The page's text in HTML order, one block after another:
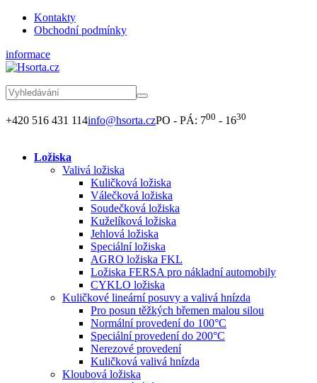
Kontakty
Obchodní podmínky
informace
+420 516 431 114info@hsorta.czPO - PÁ: 700 - 1630
Ložiska
Valivá ložiska
Kuličková ložiska
Válečková ložiska
Soudečková ložiska
Kuželíková ložiska
Jehlová ložiska
Speciální ložiska
AGRO ložiska FKL
Ložiska FERSA pro nákladní automobily
CYKLO ložiska
Kuličkové lineární posuvy a valivá hnízda
Pro posun těžkých břemen malou silou
Normální provedení do 100°C
Speciální provedení do 200°C
Nerezové provedení
Kuličková valivá hnízda
Kloubová ložiska